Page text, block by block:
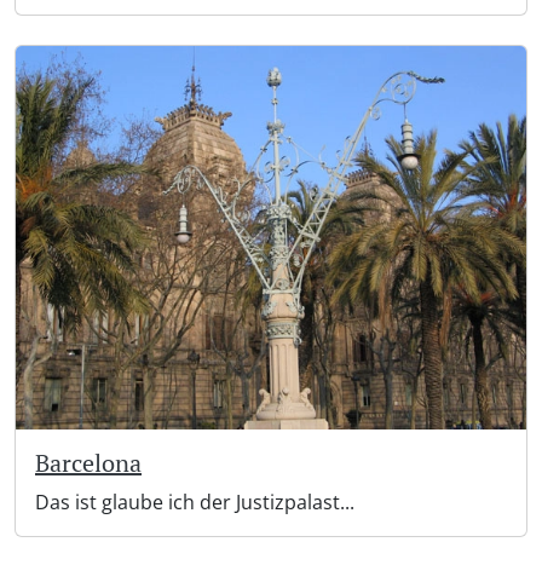
Barcelona
Das ist glaube ich der Justizpalast...